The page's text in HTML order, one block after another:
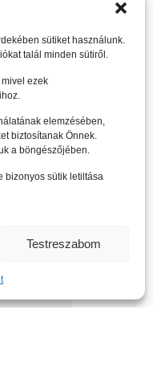
sütiket használunk.
talál minden sütiről.
ezek
elemzésében,
biztosítanak Önnek.
a böngészőjében.
bizonyos sütik letiltása
Testreszabom